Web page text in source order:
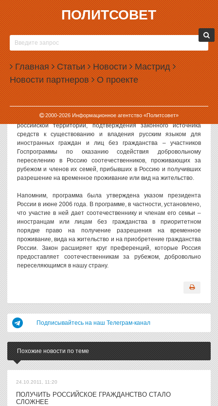
ПОЛИТСОВЕТ
Главная Статьи Новости Мастрид
Новости партнеров О проекте
2000-2026Информационное агентство «Политсовет»
19.09.2008, 14:37
ПОЛУЧИТЬ РОССИЙСКОЕ ГРАЖДАНСТВО
БУДЕТ ЕЩЕ ПРОЩЕ
Совет федерации одобрил сегодня поправки в закон о
гражданстве России, упрощающие его приобретение.
Как сообщает ИТАР-ТАСС, закон дополняется статьей, которая
предусматривает получение российского гражданства без
обязательного пятилетнего непрерывного проживания на
российской территории, подтверждения законного источника
средств к существованию и владения русским языком для
иностранных граждан и лиц без гражданства – участников
Госпрограммы по оказанию содействия добровольному
переселению в Россию соотечественников, проживающих за
рубежом и членов их семей, прибывших в Россию и получивших
разрешение на временное проживание или вид на жительство.
Напомним, программа была утверждена указом президента
России в июне 2006 года. В программе, в частности, установлено,
что участие в ней дает соотечественнику и членам его семьи –
иностранцам или лицам без гражданства в приоритетном
порядке право на получение разрешения на временное
проживание, вида на жительство и на приобретение гражданства
России. Закон расширяет круг преференций, которые Россия
предоставляет соотечественникам за рубежом, добровольно
переселяющимся в нашу страну.
Подписывайтесь на наш Телеграм-канал
Похожие новости по теме
24.10.2011, 11:20
ПОЛУЧИТЬ РОССИЙСКОЕ ГРАЖДАНСТВО СТАЛО
СЛОЖНЕЕ